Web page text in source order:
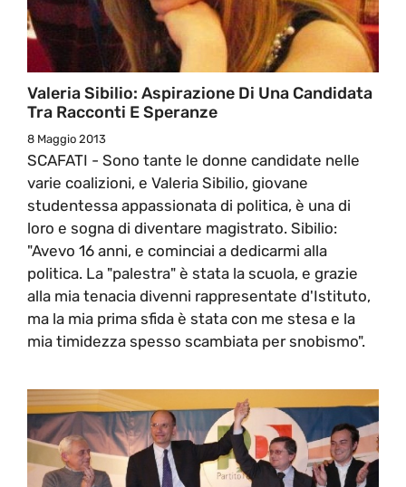
Valeria Sibilio: Aspirazione Di Una Candidata
Tra Racconti E Speranze
8 Maggio 2013
SCAFATI - Sono tante le donne candidate nelle
varie coalizioni, e Valeria Sibilio, giovane
studentessa appassionata di politica, è una di
loro e sogna di diventare magistrato. Sibilio:
"Avevo 16 anni, e cominciai a dedicarmi alla
politica. La "palestra" è stata la scuola, e grazie
alla mia tenacia divenni rappresentate d'Istituto,
ma la mia prima sfida è stata con me stesa e la
mia timidezza spesso scambiata per snobismo".